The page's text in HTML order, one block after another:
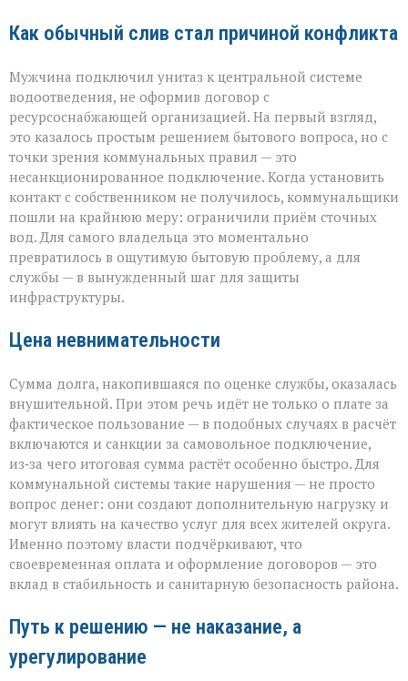
Как обычный слив стал причиной конфликта
Мужчина подключил унитаз к центральной системе
водоотведения, не оформив договор с
ресурсоснабжающей организацией. На первый взгляд,
это казалось простым решением бытового вопроса, но с
точки зрения коммунальных правил — это
несанкционированное подключение. Когда установить
контакт с собственником не получилось, коммунальщики
пошли на крайнюю меру: ограничили приём сточных
вод. Для самого владельца это моментально
превратилось в ощутимую бытовую проблему, а для
службы — в вынужденный шаг для защиты
инфраструктуры.
Цена невнимательности
Сумма долга, накопившаяся по оценке службы, оказалась
внушительной. При этом речь идёт не только о плате за
фактическое пользование — в подобных случаях в расчёт
включаются и санкции за самовольное подключение,
из‑за чего итоговая сумма растёт особенно быстро. Для
коммунальной системы такие нарушения — не просто
вопрос денег: они создают дополнительную нагрузку и
могут влиять на качество услуг для всех жителей округа.
Именно поэтому власти подчёркивают, что
своевременная оплата и оформление договоров — это
вклад в стабильность и санитарную безопасность района.
Путь к решению — не наказание, а
урегулирование